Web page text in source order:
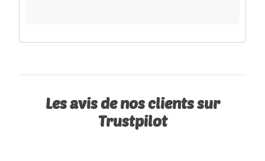
Les avis de nos clients sur
Trustpilot